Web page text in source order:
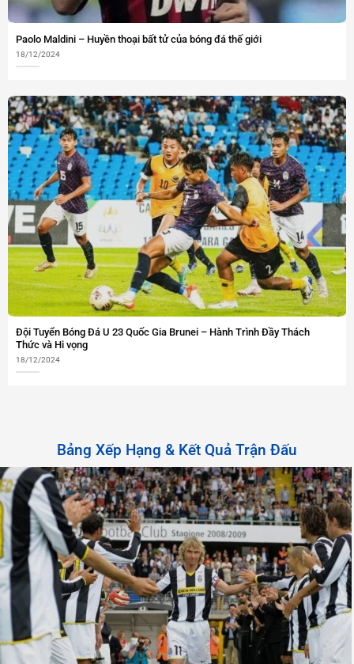
Paolo Maldini – Huyền thoại bất tử của bóng đá thế giới
18/12/2024
Đội Tuyển Bóng Đá U 23 Quốc Gia Brunei – Hành Trình Đầy Thách
Thức và Hi vọng
18/12/2024
Bảng Xếp Hạng & Kết Quả Trận Đấu